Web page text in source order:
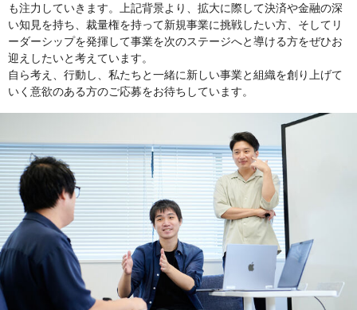
も注力していきます。上記背景より、拡大に際して決済や金融の深
い知見を持ち、裁量権を持って新規事業に挑戦したい方、そしてリ
ーダーシップを発揮して事業を次のステージへと導ける方をぜひお
迎えしたいと考えています。
自ら考え、行動し、私たちと一緒に新しい事業と組織を創り上げて
いく意欲のある方のご応募をお待ちしています。